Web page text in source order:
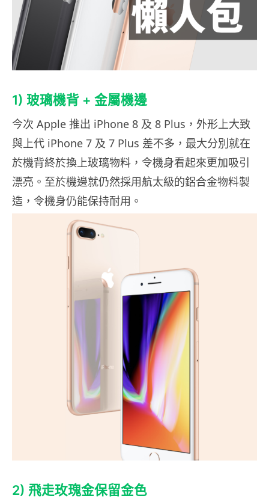
1) 玻璃機背 + 金屬機邊
今次 Apple 推出 iPhone 8 及 8 Plus，外形上大致
與上代 iPhone 7 及 7 Plus 差不多，最大分別就在
於機背終於換上玻璃物料，令機身看起來更加吸引
漂亮。至於機邊就仍然採用航太級的鋁合金物料製
造，令機身仍能保持耐用。
2) 飛走玫瑰金保留金色